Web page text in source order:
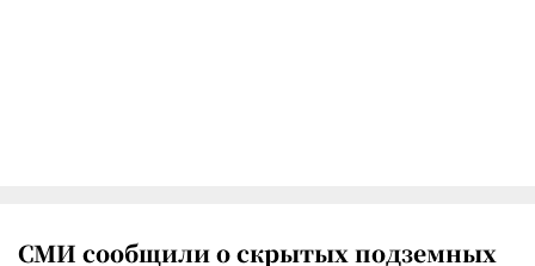
СМИ сообщили о скрытых подземных